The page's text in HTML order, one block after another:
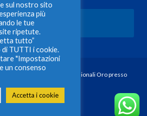
Invia
Albo Venditori Professionali Oro presso
sul nostro sito
più
le tue
ripetute.
tutto”
TUTTI i cookie.
"Impostazioni
un consenso
Accetta i cookie